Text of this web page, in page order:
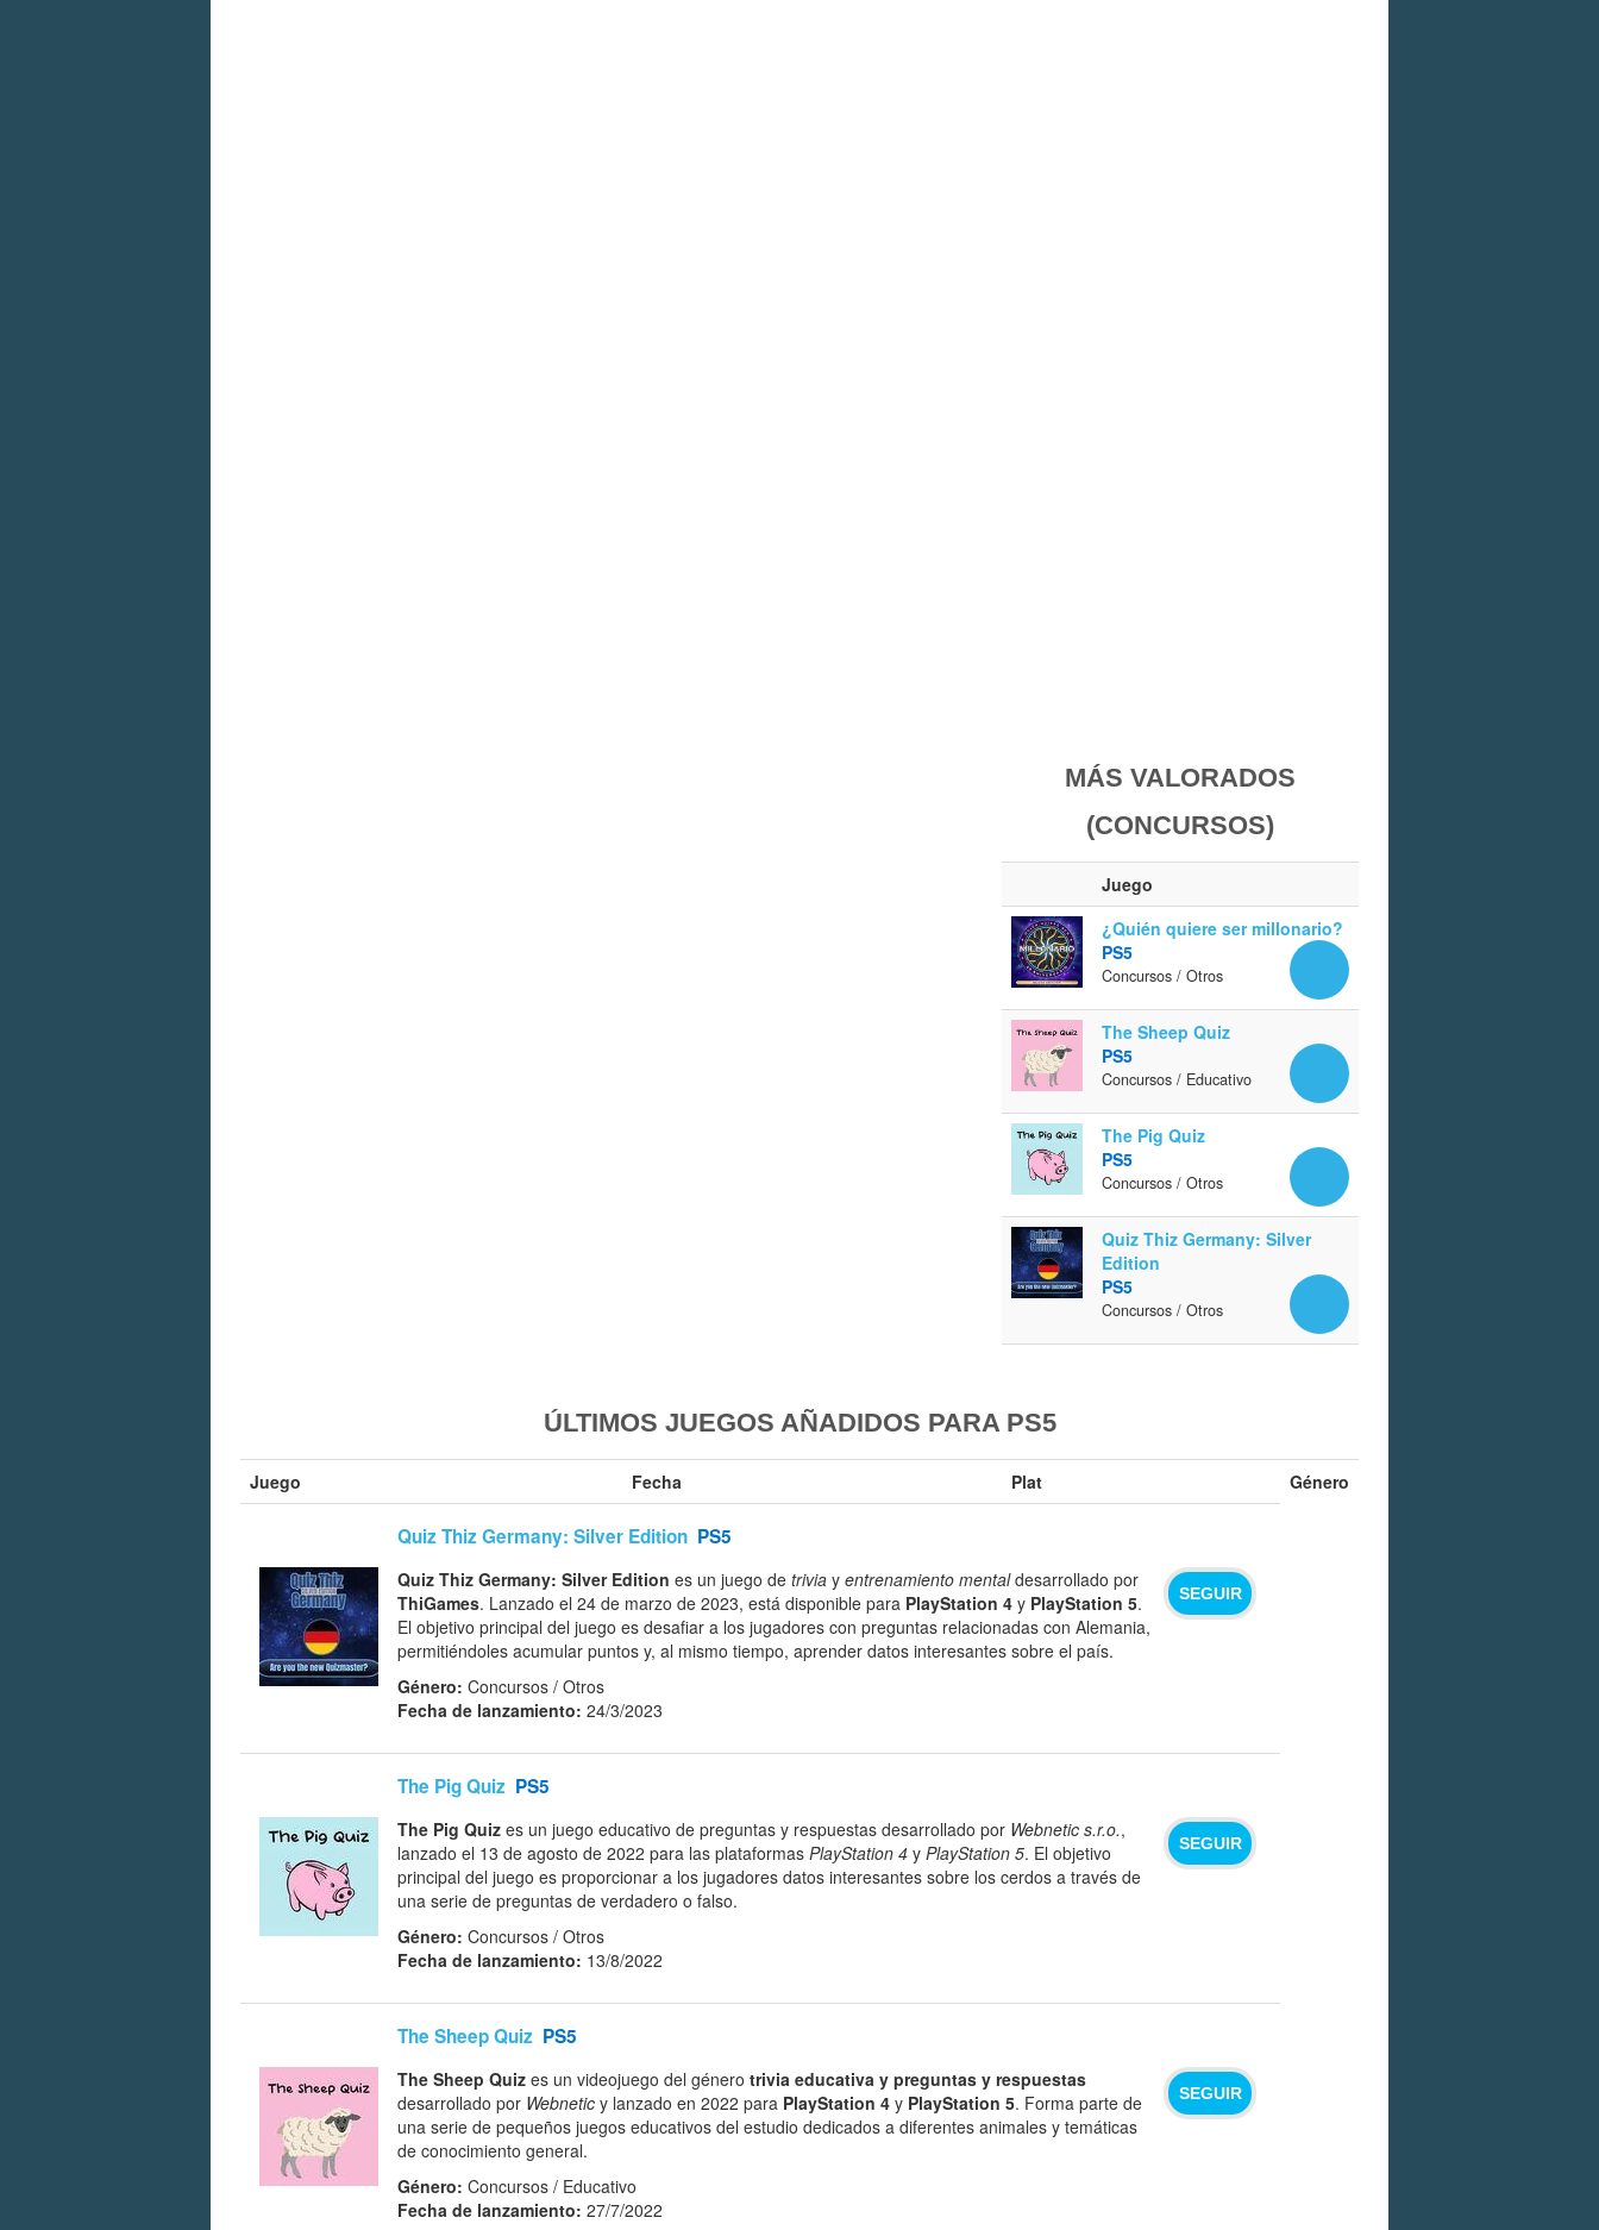
MÁS VALORADOS
(CONCURSOS)
Juego
¿Quién quiere ser millonario?
PS5
Concursos / Otros
The Sheep Quiz
PS5
Concursos / Educativo
The Pig Quiz
PS5
Concursos / Otros
Quiz Thiz Germany: Silver
Edition
PS5
Concursos / Otros
ÚLTIMOS JUEGOS AÑADIDOS PARA PS5
Juego Fecha Plat Género
Quiz Thiz Germany: Silver Edition PS5
SEGUIR
Quiz Thiz Germany: Silver Edition es un juego de trivia y entrenamiento mentaldesarrollado por
ThiGames. Lanzado el 24 de marzo de 2023, está disponible para PlayStation 4 y PlayStation 5.
El objetivo principal del juego es desafiar a los jugadores con preguntas relacionadas con Alemania,
permitiéndoles acumular puntos y, al mismo tiempo, aprender datos interesantes sobre el país.
Género: Concursos / Otros
Fecha de lanzamiento: 24/3/2023
The Pig Quiz PS5
SEGUIR
The Pig Quiz es un juego educativo de preguntas y respuestas desarrollado por Webnetic s.r.o.,
lanzado el 13 de agosto de 2022 para las plataformas PlayStation 4 y PlayStation 5. El objetivo
principal del juego es proporcionar a los jugadores datos interesantes sobre los cerdos a través de
una serie de preguntas de verdadero o falso.
Género: Concursos / Otros
Fecha de lanzamiento: 13/8/2022
The Sheep Quiz PS5
SEGUIR
The Sheep Quiz es un videojuego del género trivia educativa y preguntas y respuestas
desarrollado por Webnetic y lanzado en 2022 para PlayStation 4 y PlayStation 5. Forma parte de
una serie de pequeños juegos educativos del estudio dedicados a diferentes animales y temáticas
de conocimiento general.
Género: Concursos / Educativo
Fecha de lanzamiento: 27/7/2022